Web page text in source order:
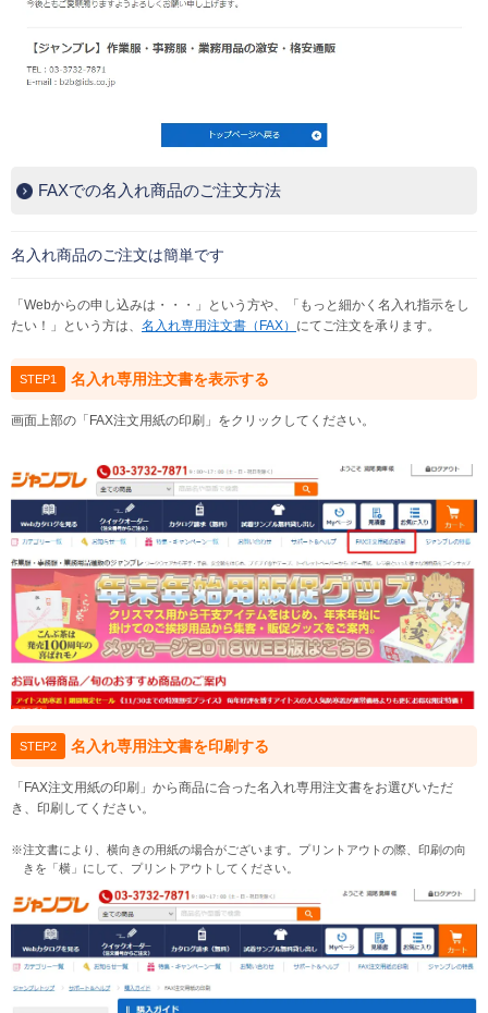
FAXでの名入れ商品のご注文方法
名入れ商品のご注文は簡単です
「Webからの申し込みは・・・」という方や、「もっと細かく名入れ指示をし
たい！」という方は、 名入れ専用注文書（FAX） にてご注文を承ります。
STEP1 名入れ専用注文書を表示する
画面上部の「FAX注文用紙の印刷」をクリックしてください。
STEP2 名入れ専用注文書を印刷する
「FAX注文用紙の印刷」から商品に合った名入れ専用注文書をお選びいただ
き、印刷してください。
※注文書により、横向きの用紙の場合がございます。プリントアウトの際、印刷の向
きを「横」にして、プリントアウトしてください。